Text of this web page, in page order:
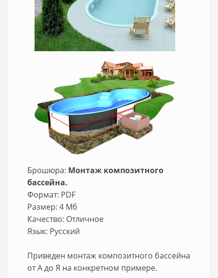
Брошюра: Монтаж композитного
бассейна.
Формат: PDF
Размер: 4 Мб
Качество: Отличное
Язык: Русский
Приведен монтаж композитного бассейна
от А до Я на конкретном примере.